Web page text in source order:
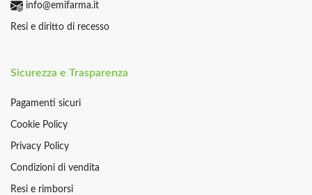
info@emifarma.it
Resi e diritto di recesso
Sicurezza e Trasparenza
Pagamenti sicuri
Cookie Policy
Privacy Policy
Condizioni di vendita
Resi e rimborsi